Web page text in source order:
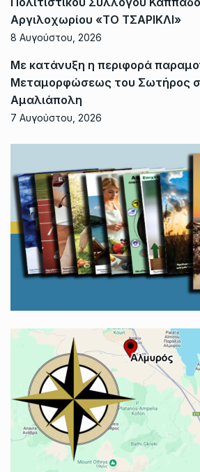
Αργιλοχωρίου «ΤΟ ΤΣΑΡΙΚΛΙ»
8 Αυγούστου, 2026
Με κατάνυξη η περιφορά
Μεταμορφώσεως του Σωτήρος
Αμαλιάπολη
7 Αυγούστου, 2026